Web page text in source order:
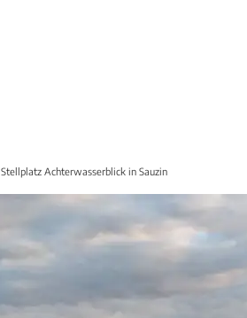
Stellplatz Achterwasserblick in Sauzin